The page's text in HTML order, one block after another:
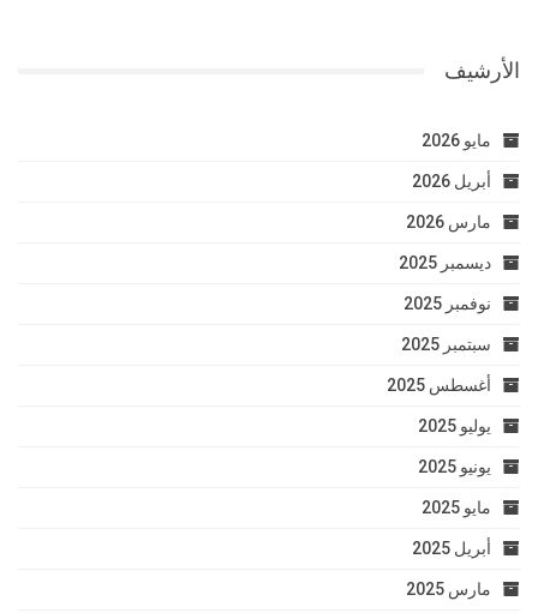
الأرشيف
مايو 2026
أبريل 2026
مارس 2026
ديسمبر 2025
نوفمبر 2025
سبتمبر 2025
أغسطس 2025
يوليو 2025
يونيو 2025
مايو 2025
أبريل 2025
مارس 2025